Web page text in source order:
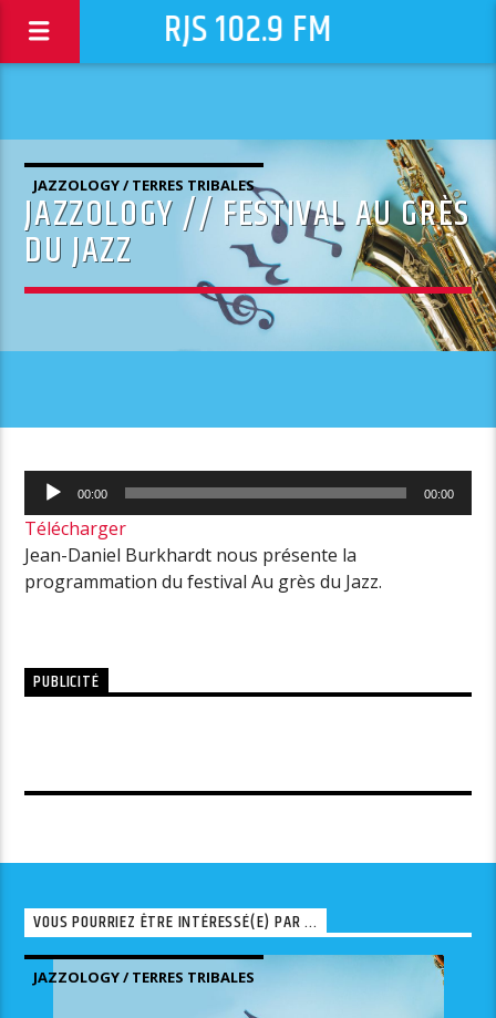
RJS 102.9 FM
JAZZOLOGY / TERRES TRIBALES
JAZZOLOGY // FESTIVAL AU GRÈS
DU JAZZ
Lecteur
audio
00:00 00:00
Télécharger
Jean-Daniel Burkhardt nous présente la
programmation du festival Au grès du Jazz.
PUBLICITÉ
VOUS POURRIEZ ÊTRE INTÉRESSÉ(E) PAR ...
JAZZOLOGY / TERRES TRIBALES